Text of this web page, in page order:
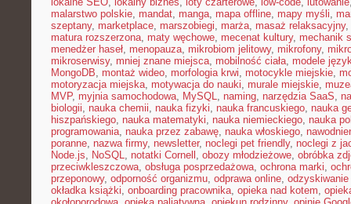
malarstwo polskie, mandat, manga, mapa offline, mapy myśli,
szeptany, marketplace, marszobiegi, marża, masaż relaksacyjny,
matura rozszerzona, maty węchowe, mecenat kultury, mechanik
menedżer haseł, menopauza, mikrobiom jelitowy, mikrofony,
mikroserwisy, mniej znane miejsca, mobilność ciała, modele
MongoDB, montaż wideo, morfologia krwi, motocykle miejskie,
motoryzacja miejska, motywacja do nauki, murale miejskie,
MVP, myjnia samochodowa, MySQL, naming, narzędzia SaaS,
biologii, nauka chemii, nauka fizyki, nauka francuskiego, nauka
hiszpańskiego, nauka matematyki, nauka niemieckiego, nauka
programowania, nauka przez zabawę, nauka włoskiego,
poranne, nazwa firmy, newsletter, noclegi pet friendly, noclegi z
Node.js, NoSQL, notatki Cornell , obozy młodzieżowe, obróbka
przeciwkleszczowa, obsługa posprzedażowa, ochrona marki,
przeponowy, odporność organizmu, odprawa online,
okładka książki, onboarding pracownika, opieka nad kotem,